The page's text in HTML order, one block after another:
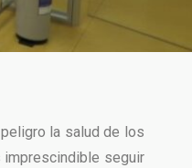
la salud de los
imprescindible seguir